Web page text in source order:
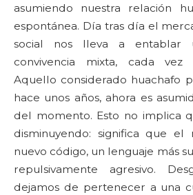
asumiendo nuestra relación
espontánea. Día tras día el
social nos lleva a entablar
convivencia mixta, cada vez
Aquello considerado huachafo
hace unos años, ahora es
del momento. Esto no implica
disminuyendo: significa que el
nuevo código, un lenguaje más
repulsivamente agresivo.
dejamos de pertenecer a una